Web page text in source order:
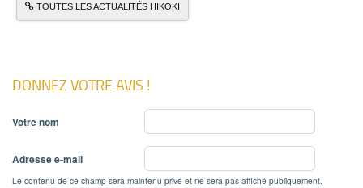
TOUTES LES ACTUALITÉS HIKOKI
DONNEZ VOTRE AVIS !
Votre nom
Adresse e-mail
Le contenu de ce champ sera maintenu privé et ne sera pas affiché publiquement.